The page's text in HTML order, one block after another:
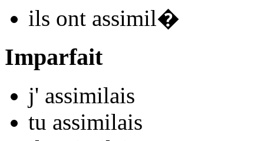
ils ont assimil�
Imparfait
j' assimilais
tu assimilais